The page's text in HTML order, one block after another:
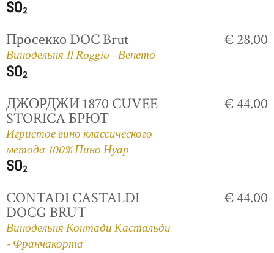
Просекко DOC Brut
Винодельня Il Roggio - Венето
€ 28.00
ДЖОРДЖИ 1870 CUVEE
STORICA БРЮТ
Игристое вино классического
метода 100% Пино Нуар
€ 44.00
CONTADI CASTALDI
DOCG BRUT
Винодельня Контади Кастальди
- Франчакорта
€ 44.00